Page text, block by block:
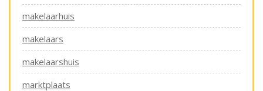
makelaarhuis
makelaars
makelaarshuis
marktplaats